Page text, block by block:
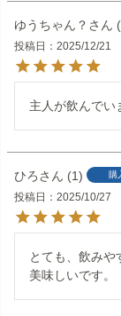
ゆうちゃん？
投稿日
2025/12/21
主人が飲んでい
ひろ 1 購
投稿日
2025/10/27
とても、飲み
美味しいです。